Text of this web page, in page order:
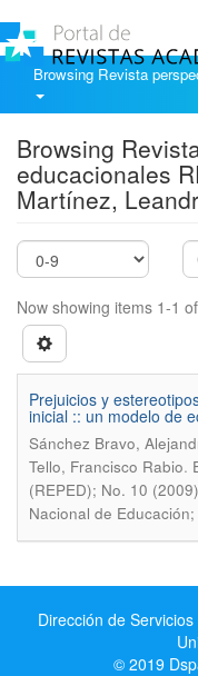
Browsing Revista
Browsing
educacionales
Martínez,
Now showing items 1-1
Prejuicios y
inicial :: un modelo de
Sánchez Bravo,
Tello, Francisco Rabio.
(REPED); No. 10
Nacional de
Dirección de
© 2019